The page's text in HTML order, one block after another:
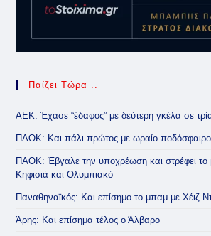
Παίζει Τώρα ..
ΑΕΚ: Έχασε “έδαφος” με δεύτερη γκέλα σε
ΠΑΟΚ: Και πάλι πρώτος με ωραίο ποδόσφαιρο
ΠΑΟΚ: Έβγαλε την υποχρέωση και στρέφει το
Κηφισιά και Ολυμπιακό
Παναθηναϊκός: Και επίσημο το μπαμ με Χέιζ
Άρης: Και επίσημα τέλος ο Άλβαρο